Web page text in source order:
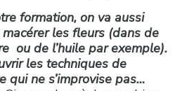
formation, on va aussi
les fleurs (dans de
ou de l’huile par exemple).
les techniques de
qui ne s’improvise pas…